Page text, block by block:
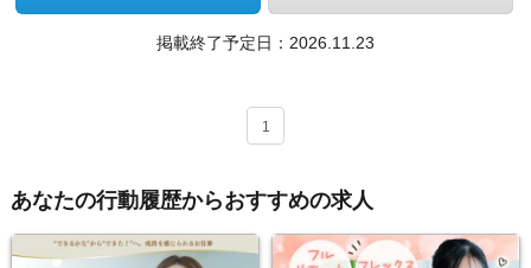
掲載終了予定日： 2026.11.23
1
あなたの行動履歴からおすすめの求人